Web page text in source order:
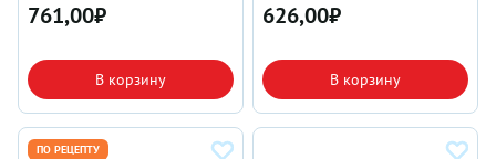
761,00₽
В корзину
626,00₽
В корзину
ПО РЕЦЕПТУ